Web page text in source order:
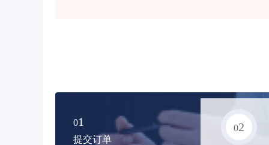
01
提交订单
02